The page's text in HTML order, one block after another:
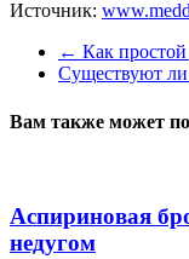
Источник:
← Как
Существуют
Вам также может
Аспириновая
недугом